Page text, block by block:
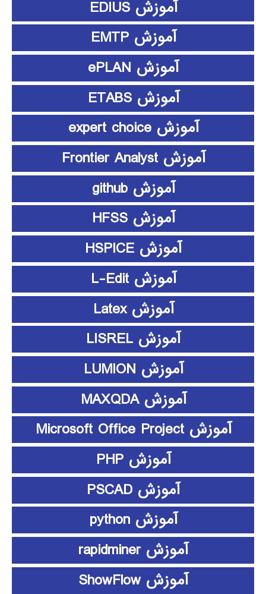
آموزش EDIUS
آموزش EMTP
آموزش ePLAN
آموزش ETABS
آموزش expert choice
آموزش Frontier Analyst
آموزش github
آموزش HFSS
آموزش HSPICE
آموزش L-Edit
آموزش Latex
آموزش LISREL
آموزش LUMION
آموزش MAXQDA
آموزش Microsoft Office Project
آموزش PHP
آموزش PSCAD
آموزش python
آموزش rapidminer
آموزش ShowFlow